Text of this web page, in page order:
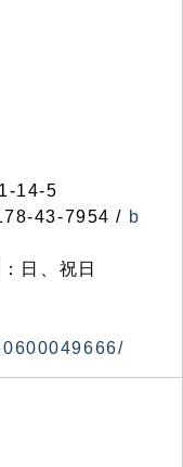
14-5
43-7954 / b
日、祝日